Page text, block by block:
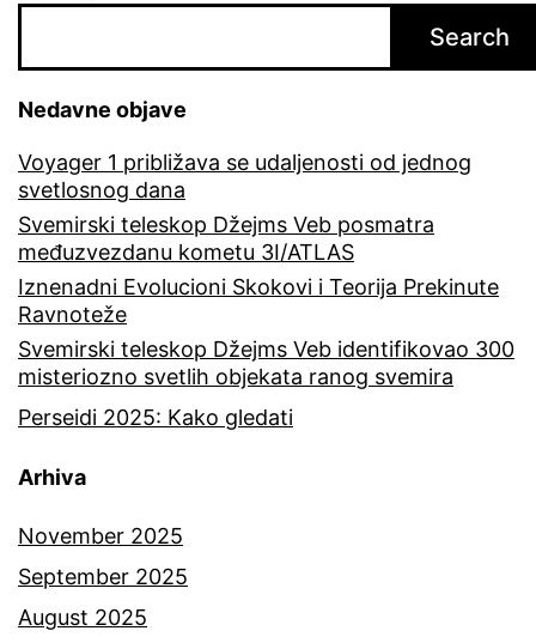
Search
Nedavne objave
Voyager 1 približava se udaljenosti od jednog
svetlosnog dana
Svemirski teleskop Džejms Veb posmatra
međuzvezdanu kometu 3I/ATLAS
Iznenadni Evolucioni Skokovi i Teorija Prekinute
Ravnoteže
Svemirski teleskop Džejms Veb identifikovao 300
misteriozno svetlih objekata ranog svemira
Perseidi 2025: Kako gledati
Arhiva
November 2025
September 2025
August 2025